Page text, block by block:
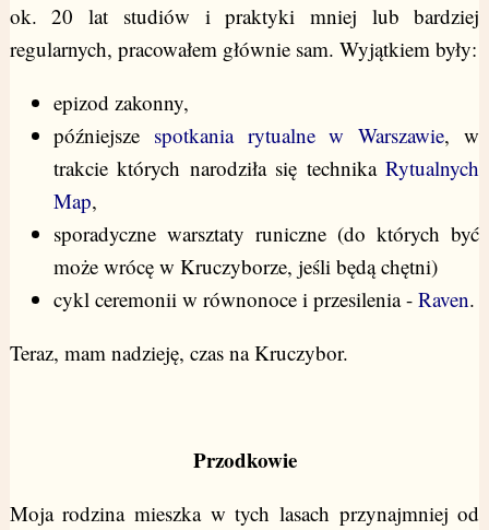
ok. 20 lat studiów i praktyki mniej lub bardziej
regularnych, pracowałem głównie sam. Wyjątkiem były:
epizod zakonny,
późniejsze spotkania rytualne w Warszawie, w
trakcie których narodziła się technikaRytualnych
Map,
sporadyczne warsztaty runiczne (do których być
może wrócę w Kruczyborze, jeśli będą chętni)
cykl ceremonii w równonoce i przesilenia - Raven.
Teraz, mam nadzieję, czas na Kruczybor.
Przodkowie
Moja rodzina mieszka w tych lasach przynajmniej od